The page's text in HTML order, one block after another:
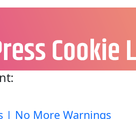
| No More Warnings